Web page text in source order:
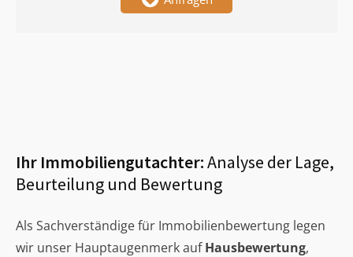
Ihr Immobiliengutachter:Analyse der Lage,
Beurteilung und Bewertung
Als Sachverständige für Immobilienbewertung legen
wir unser Hauptaugenmerk aufHausbewertung,